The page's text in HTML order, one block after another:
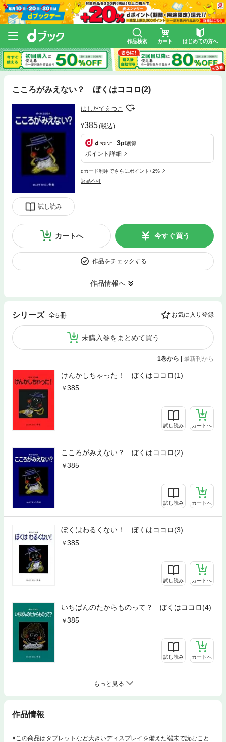
作品検索 カート はじめての方へ
こころがみえない？ ぼくはココロ(2)
試し読み
はしだてえつこ
385(税込)
3pt獲得
ポイント詳細
dカード利用でさらにポイント+2%
返品不可
カートへ 今すぐ買う
作品をチェックする
作品情報へ
シリーズ 全5冊 お気に入り登録
未購入巻をまとめて買う
1巻から 最新刊から
けんかしちゃった！ ぼくはココロ(1)
385
試し読み カートへ
こころがみえない？ ぼくはココロ(2)
385
試し読み カートへ
ぼくはわるくない！ ぼくはココロ(3)
385
試し読み カートへ
いちばんのたからものって？ ぼくはココロ(4)
385
試し読み カートへ
もっと見る
作品情報
※この商品はタブレットなど大きいディスプレイを備えた端末で読むこと